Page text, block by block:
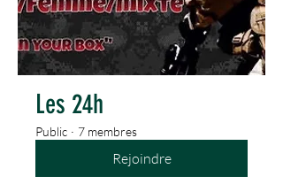
Les 24h
Public · 7 membres
Rejoindre